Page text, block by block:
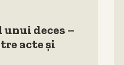
unui deces –
acte și